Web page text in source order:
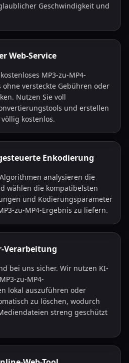
Geschwindigkeit und
Web-Service
MP3-zu-MP4-
versteckte Gebühren oder
Nutzen Sie voll
und erstellen
kostenlos.
Enkodierung
analysieren die
wählen die kompatibelsten
und Kodierungsparameter
zu-MP4-Ergebnis zu liefern.
Verarbeitung
bei uns sicher. Wir nutzen KI-
zu-MP4-
lokal auszuführen oder
zu löschen, wodurch
streng geschützt